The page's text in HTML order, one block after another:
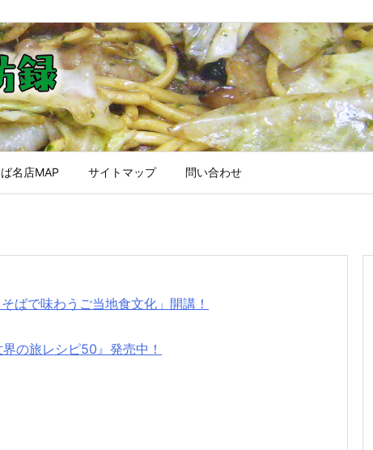
名店MAP サイトマップ 問い合わせ
ばで味わうご当地食文化」開講！
の旅レシピ50』発売中！